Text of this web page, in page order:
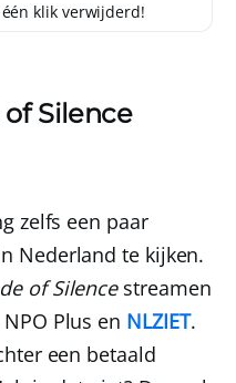
klik verwijderd!
Silence
zelfs een paar
Nederland te kijken.
of Silencestreamen
Plus en NLZIET.
een betaald